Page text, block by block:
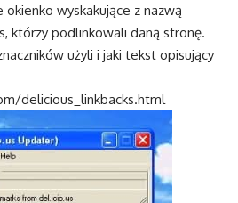
okienko wyskakujące z nazwą
którzy podlinkowali daną stronę.
użyli i jaki tekst opisujący
delicious_linkbacks.html